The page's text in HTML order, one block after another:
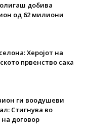
добива
од 62 милиони
Херојот на
првенство сака
ги воодушеви
Стигнува во
договор